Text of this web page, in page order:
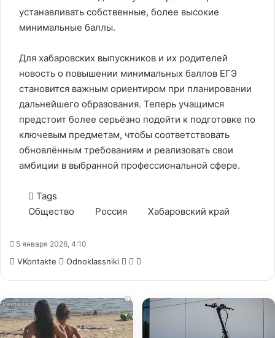
устанавливать собственные, более высокие
минимальные баллы.
Для хабаровских выпускников и их родителей
новость о повышении минимальных баллов ЕГЭ
становится важным ориентиром при планировании
дальнейшего образования. Теперь учащимся
предстоит более серьёзно подойти к подготовке по
ключевым предметам, чтобы соответствовать
обновлённым требованиям и реализовать свои
амбиции в выбранной профессиональной сфере.
Tags
Общество
Россия Хабаровский край
5 января 2026, 4:10
VKontakte Odnoklassniki WhatsApp
Telegram
i